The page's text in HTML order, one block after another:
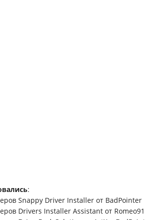
:
Snappy Driver Installer от BadPointer
Drivers Installer Assistant от Romeo91